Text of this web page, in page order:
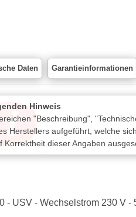
Daten Garantieinformationen
Hinweis
"Beschreibung",
Herstellers aufgeführt, welche
Korrektheit dieser Angaben
- USV - Wechselstrom 230 V